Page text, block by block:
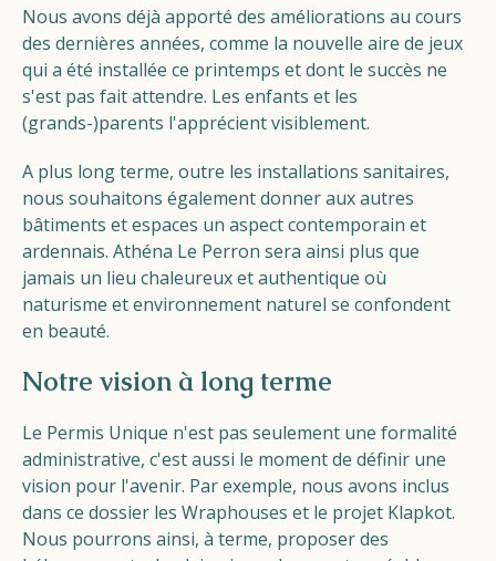
Nous avons déjà apporté des améliorations au cours
des dernières années, comme la nouvelle aire de jeux
qui a été installée ce printemps et dont le succès ne
s'est pas fait attendre. Les enfants et les
(grands-)parents l'apprécient visiblement.
A plus long terme, outre les installations sanitaires,
nous souhaitons également donner aux autres
bâtiments et espaces un aspect contemporain et
ardennais. Athéna Le Perron sera ainsi plus que
jamais un lieu chaleureux et authentique où
naturisme et environnement naturel se confondent
en beauté.
Notre vision à long terme
Le Permis Unique n'est pas seulement une formalité
administrative, c'est aussi le moment de définir une
vision pour l'avenir. Par exemple, nous avons inclus
dans ce dossier les Wraphouses et le projet Klapkot.
Nous pourrons ainsi, à terme, proposer des